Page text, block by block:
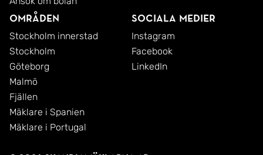
Områden
Stockholm innerstad
Stockholm
Göteborg
Malmö
Fjällen
Mäklare i Spanien
Mäklare i Portugal
Sociala medier
Instagram
Facebook
LinkedIn